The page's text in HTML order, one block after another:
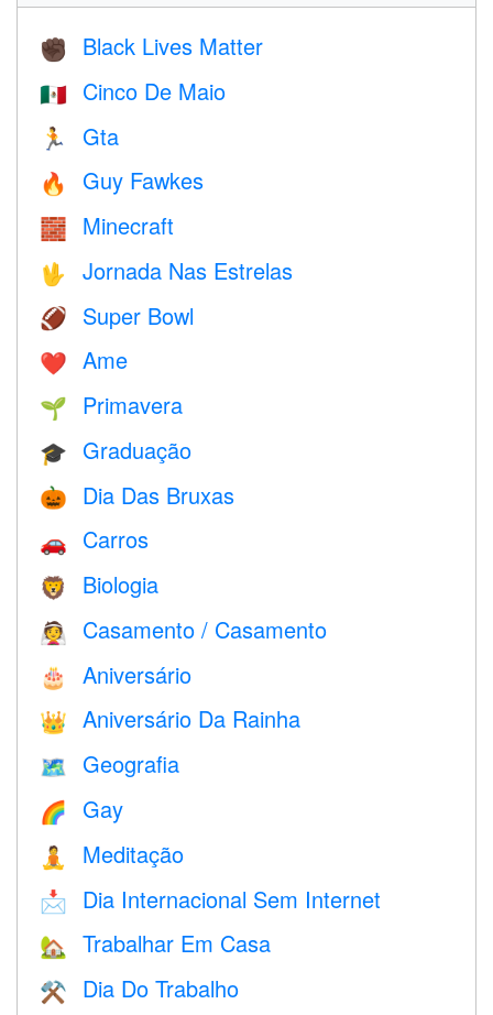
✊🏿 Black Lives Matter
🇲🇽 Cinco De Maio
🏃 Gta
🔥 Guy Fawkes
🧱 Minecraft
🖖 Jornada Nas Estrelas
🏈 Super Bowl
❤️️ Ame
🌱 Primavera
🎓 Graduação
🎃 Dia Das Bruxas
🚗 Carros
🦁 Biologia
👰 Casamento / Casamento
🎂 Aniversário
👑 Aniversário Da Rainha
🗺 Geografia
🌈 Gay
🧘 Meditação
📩 Dia Internacional Sem Internet
🏡 Trabalhar Em Casa
⚒️ Dia Do Trabalho